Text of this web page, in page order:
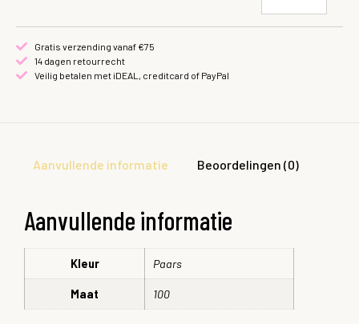
Gratis verzending vanaf €75
14 dagen retourrecht
Veilig betalen met iDEAL, creditcard of PayPal
Aanvullende informatie Beoordelingen (0)
Aanvullende informatie
Kleur Paars
Maat 100